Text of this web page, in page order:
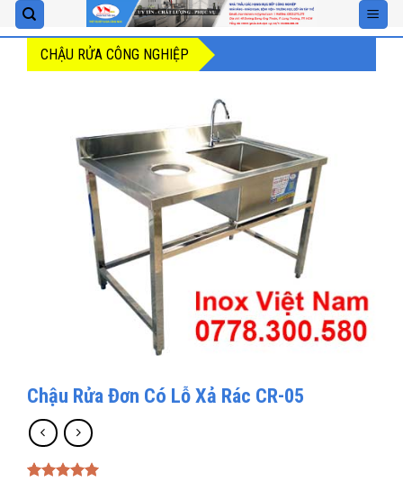
Skip
to
contentCHẬU RỬA CÔNG NGHIỆP
Chậu Rửa Đơn Có Lỗ Xả Rác CR-05